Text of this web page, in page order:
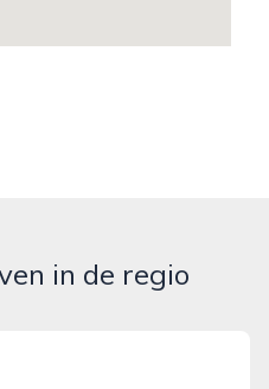
in de regio